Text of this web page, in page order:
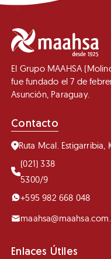
El Grupo MAAHSA
fue fundado el 7 de
Asunción, Paraguay.
Contacto
Ruta Mcal. Estigarribia,
(021) 338
5300/9
+595 982 668 048
Enlaces Útiles